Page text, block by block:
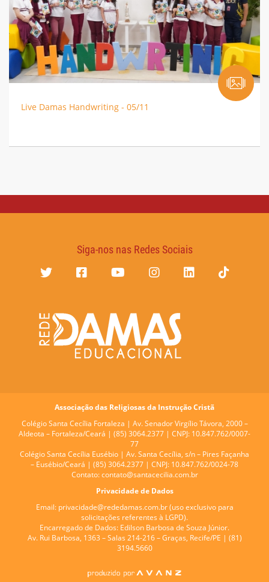
Live Damas Handwriting - 05/11
Siga-nos nas Redes Sociais
Associação das Religiosas da Instrução Cristã
Colégio Santa Cecília Fortaleza | Av. Senador Virgílio Távora, 2000 –
Aldeota – Fortaleza/Ceará | (85) 3064.2377 | CNPJ: 10.847.762/0007-
77
Colégio Santa Cecília Eusébio | Av. Santa Cecília, s/n – Pires Façanha
– Eusébio/Ceará | (85) 3064.2377 | CNPJ: 10.847.762/0024-78
Contato: contato@santacecilia.com.br
Privacidade de Dados
Email: privacidade@rededamas.com.br(uso exclusivo para
solicitações referentes à LGPD).
Encarregado de Dados: Edilson Barbosa de Souza Júnior.
Av. Rui Barbosa, 1363 – Salas 214-216 – Graças, Recife/PE | (81)
3194.5660